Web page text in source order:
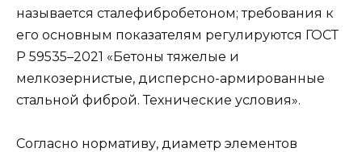
называется сталефибробетоном; требования к
его основным показателям регулируются ГОСТ
Р 59535–2021 «Бетоны тяжелые и
мелкозернистые, дисперсно-армированные
стальной фиброй. Технические условия».
Согласно нормативу, диаметр элементов